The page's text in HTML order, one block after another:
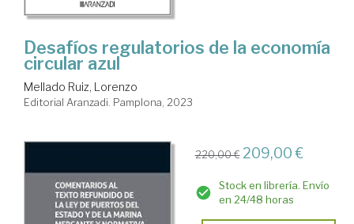
Desafíos regulatorios de la economía
circular azul
Mellado Ruiz, Lorenzo
Editorial Aranzadi. Pamplona, 2023
220,00 € 209,00 €
Stock en librería. Envío
en 24/48 horas